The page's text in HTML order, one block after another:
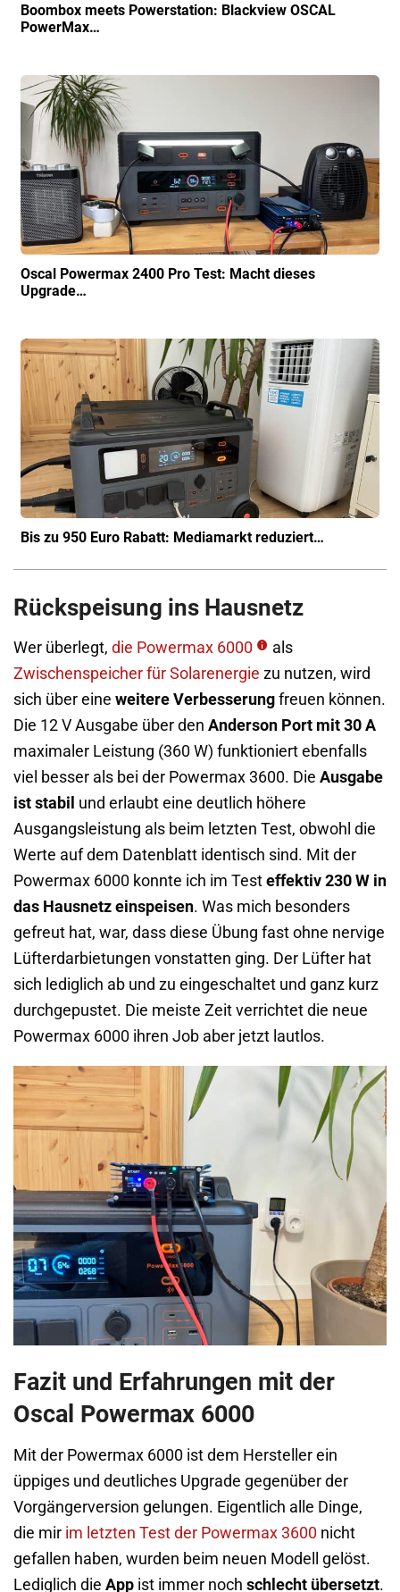
Boombox meets Powerstation: Blackview OSCAL
PowerMax…
Oscal Powermax 2400 Pro Test: Macht dieses
Upgrade…
Bis zu 950 Euro Rabatt: Mediamarkt reduziert…
Rückspeisung ins Hausnetz
Wer überlegt, die Powermax 6000
als
Zwischenspeicher für Solarenergie zu nutzen, wird
sich über eine weitere Verbesserung freuen können.
Die 12 V Ausgabe über den Anderson Port mit 30 A
maximaler Leistung (360 W) funktioniert ebenfalls
viel besser als bei der Powermax 3600. Die Ausgabe
ist stabil und erlaubt eine deutlich höhere
Ausgangsleistung als beim letzten Test, obwohl die
Werte auf dem Datenblatt identisch sind. Mit der
Powermax 6000 konnte ich im Test effektiv 230 W in
das Hausnetz einspeisen. Was mich besonders
gefreut hat, war, dass diese Übung fast ohne nervige
Lüfterdarbietungen vonstatten ging. Der Lüfter hat
sich lediglich ab und zu eingeschaltet und ganz kurz
durchgepustet. Die meiste Zeit verrichtet die neue
Powermax 6000 ihren Job aber jetzt lautlos.
Fazit und Erfahrungen mit der
Oscal Powermax 6000
Mit der Powermax 6000 ist dem Hersteller ein
üppiges und deutliches Upgrade gegenüber der
Vorgängerversion gelungen. Eigentlich alle Dinge,
die mir im letzten Test der Powermax 3600 nicht
gefallen haben, wurden beim neuen Modell gelöst.
Lediglich die App ist immer noch schlecht übersetzt.